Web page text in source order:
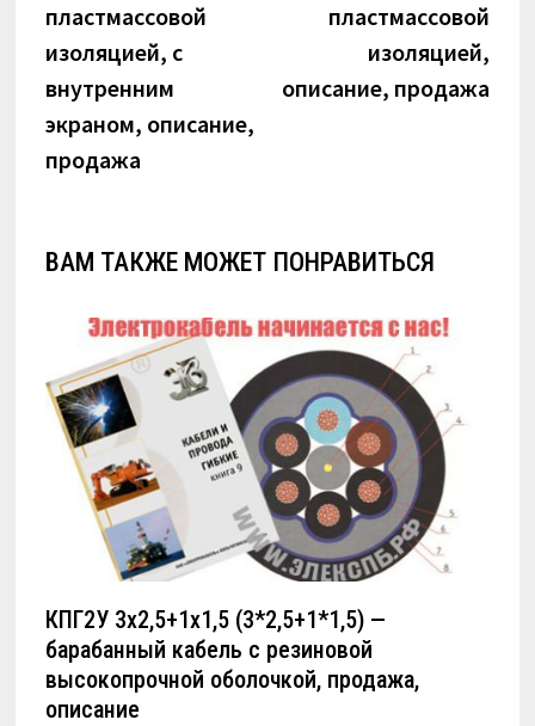
пластмассовой
изоляцией, с
внутренним
экраном, описание,
продажа
пластмассовой
изоляцией,
описание, продажа
ВАМ ТАКЖЕ МОЖЕТ ПОНРАВИТЬСЯ
КПГ2У 3х2,5+1х1,5 (3*2,5+1*1,5) —
барабанный кабель с резиновой
высокопрочной оболочкой, продажа,
описание